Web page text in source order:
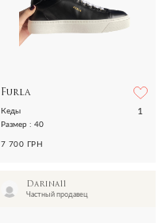
Furla
1
Кеды
Размер : 40
7 700 ГРН
Darina11
Частный продавец